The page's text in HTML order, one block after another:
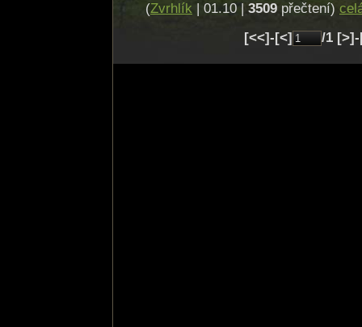
(Zvrhlík | 01.10 | 3509 přečtení)
[<<]-[<]
/1